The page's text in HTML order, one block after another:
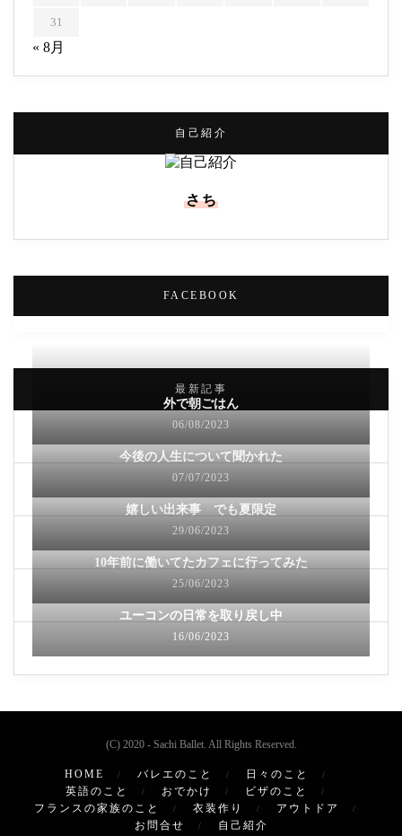
31
« 8月
自己紹介
さち
FACEBOOK
最新記事
外で朝ごはん
06/08/2023
今後の人生について聞かれた
07/07/2023
嬉しい出来事 でも夏限定
29/06/2023
10年前に働いてたカフェに行ってみた
25/06/2023
ユーコンの日常を取り戻し中
16/06/2023
(C) 2020 - Sachi Ballet. All Rights Reserved.
HOME バレエのこと
日々のこと
英語のこと
おでかけ
ビザのこと
フランスの家族のこと
衣装作り
アウトドア
お問合せ
自己紹介